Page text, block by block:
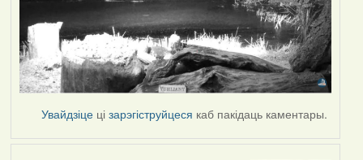
Увайдзіце цізарэгіструйцеся каб пакідаць каментары.